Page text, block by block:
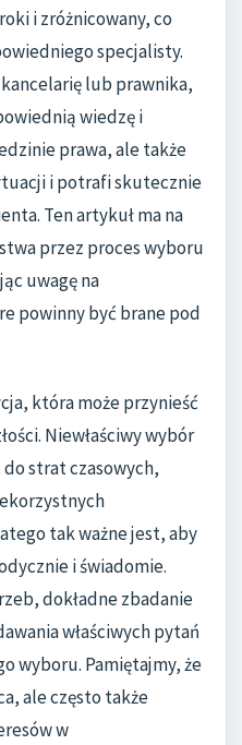
i zróżnicowany, co
specjalisty.
lub prawnika,
wiedzę i
prawa, ale także
i potrafi skutecznie
Ten artykuł ma na
przez proces wyboru
uwagę na
powinny być brane pod
która może przynieść
Niewłaściwy wybór
strat czasowych,
tak ważne jest, aby
i świadomie.
dokładne zbadanie
właściwych pytań
wyboru. Pamiętajmy, że
ale często także
w